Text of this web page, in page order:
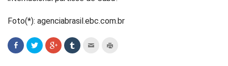
Foto(*): agenciabrasil.ebc.com.br